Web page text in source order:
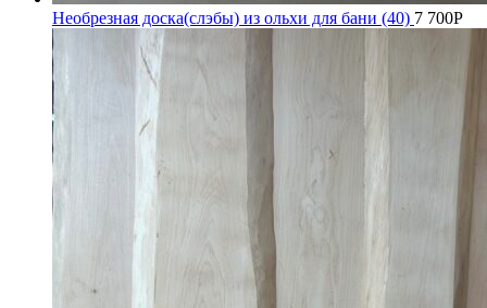
Необрезная доска(слэбы) из ольхи для бани (40) 7 700Р